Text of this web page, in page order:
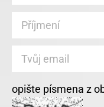
opište písmena z